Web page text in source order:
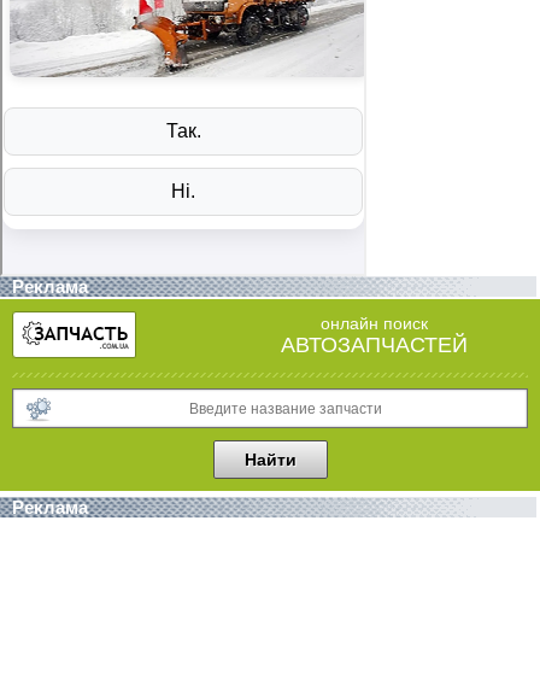
Реклама
онлайн поиск
АВТОЗАПЧАСТЕЙ
Реклама